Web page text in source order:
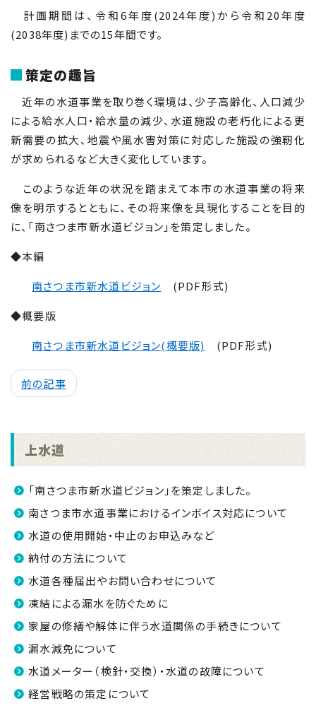
計画期間は、令和6年度(2024年度)から令和 20年度
(2038年度)までの15年間です。
策定の趣旨
近年の水道事業を取り巻く環境は、少子高齢化、人口減少
による給水人口・給水量の減少、水道施設の老朽化による更
新需要の拡大、地震や風水害対策に対応した施設の強靭化
が求められるなど大きく変化しています。
このような近年の状況を踏まえて本市の水道事業の将来
像を明示するとともに、その将来像を具現化することを目的
に、「南さつま市新水道ビジョン」を策定しました。
◆本編
南さつま市新水道ビジョン (PDF形式)
◆概要版
南さつま市新水道ビジョン(概要版)
(PDF形式)
前の記事
上水道
「南さつま市新水道ビジョン」を策定しました。
南さつま市水道事業におけるインボイス対応について
水道の使用開始・中止のお申込みなど
納付の方法について
水道各種届出やお問い合わせについて
凍結による漏水を防ぐために
家屋の修繕や解体に伴う水道関係の手続きについて
漏水減免について
水道メーター（検針・交換）・水道の故障について
経営戦略の策定について